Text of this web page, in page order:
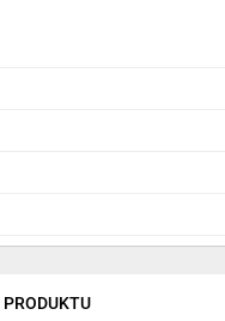
głosowych